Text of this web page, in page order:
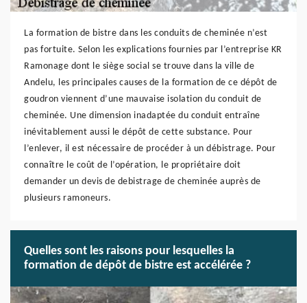
La formation de bistre dans les conduits de cheminée n’est
pas fortuite. Selon les explications fournies par l’entreprise KR
Ramonage dont le siège social se trouve dans la ville de
Andelu, les principales causes de la formation de ce dépôt de
goudron viennent d’une mauvaise isolation du conduit de
cheminée. Une dimension inadaptée du conduit entraîne
inévitablement aussi le dépôt de cette substance. Pour
l’enlever, il est nécessaire de procéder à un débistrage. Pour
connaître le coût de l’opération, le propriétaire doit
demander un devis de debistrage de cheminée auprès de
plusieurs ramoneurs.
Quelles sont les raisons pour lesquelles la
formation de dépôt de bistre est accélérée ?